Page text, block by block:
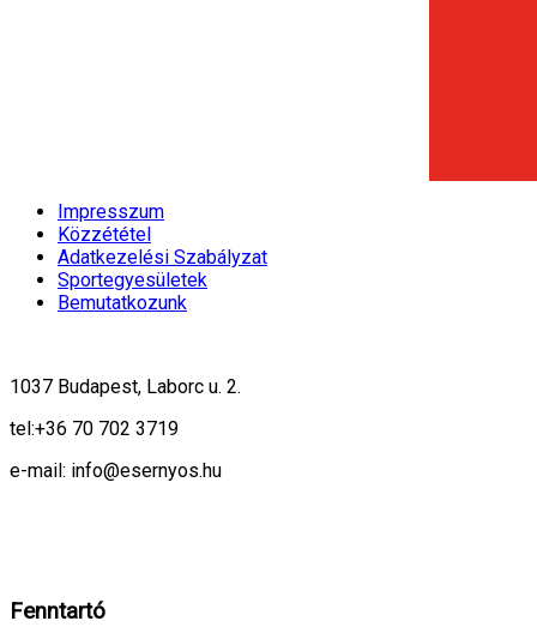
Impresszum
Közzététel
Adatkezelési Szabályzat
Sportegyesületek
Bemutatkozunk
1037 Budapest, Laborc u. 2.
tel:+36 70 702 3719
e-mail: info@esernyos.hu
Fenntartó